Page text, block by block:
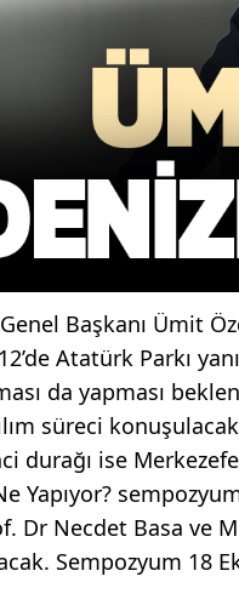
Başkanı Ümit
Atatürk Parkı
da yapması
süreci konuşulacak
durağı ise
Yapıyor?
Dr Necdet Basa ve
Sempozyum 18